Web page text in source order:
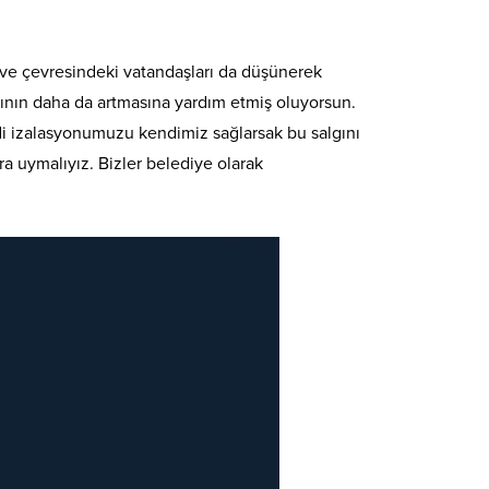
çevresindeki vatandaşları da düşünerek
daha da artmasına yardım etmiş oluyorsun.
kendimiz sağlarsak bu salgını
Bizler belediye olarak